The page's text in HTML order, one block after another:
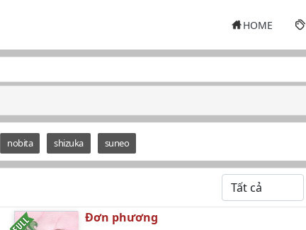
HOME
nobita shizuka suneo
Đơn phương